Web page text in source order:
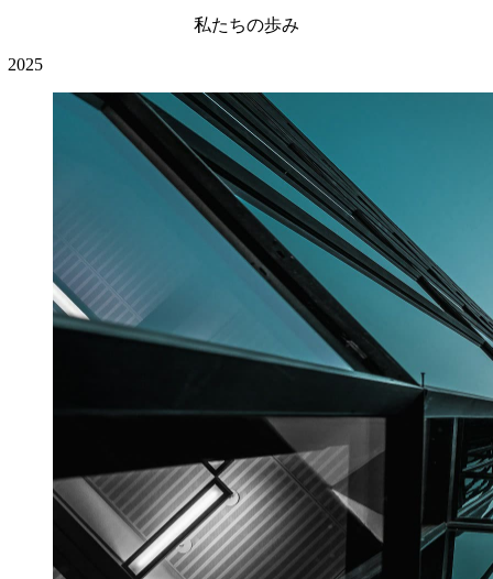
私たちの歩み
2025